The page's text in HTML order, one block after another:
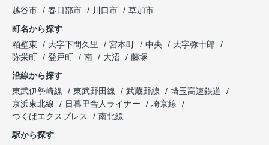
越谷市
春日部市 川口市
草加市
町名から探す
粕壁東
大字下間久里 宮本町 中央
大字弥十郎
弥栄町
登戸町 南 大沼
藤塚
沿線から探す
東武伊勢崎線
東武野田線 武蔵野線
埼玉高速鉄道
京浜東北線
日暮里舎人ライナー
埼京線
つくばエクスプレス
南北線
駅から探す